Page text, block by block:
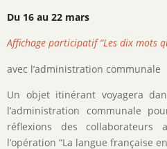
Du 16 au 22 mars
Affichage participatif “Les dix mots
avec l’administration communale
Un objet itinérant voyagera
l’administration communale
réflexions des
l’opération “La langue française